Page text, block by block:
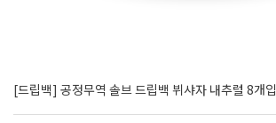
[드립백] 공정무역 솔브 드립백 뷔샤자 내추럴 8개입